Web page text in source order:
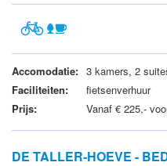
Accomodatie: 3 kamers, 2
Faciliteiten:
fietsenverhuur
Prijs:
Vanaf € 225,-
DE TALLER-HOEVE -